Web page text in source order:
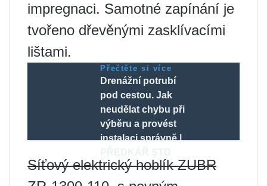
impregnaci. Samotné zapínání je
tvořeno dřevěnými zasklívacími
lištami.
Přečtěte si více
Drenážní potrubí
pod cestou. Jak
neudělat chybu při
výběru a provést
instalaci správně |
Síťový elektrický hoblík ZUBR